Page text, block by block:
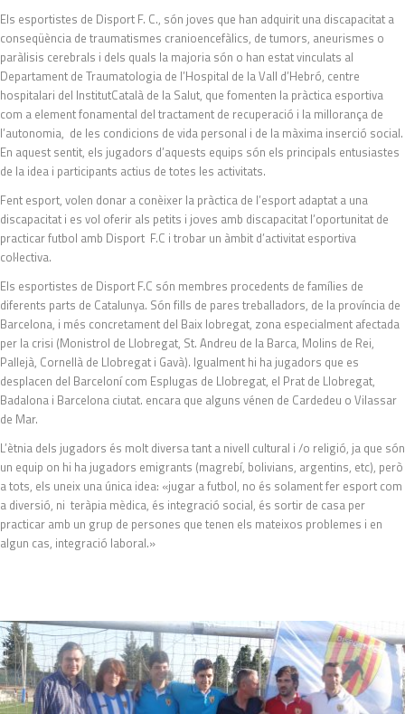
Els esportistes de Disport F. C., són joves que han adquirit una discapacitat a
conseqüència de traumatismes cranioencefàlics, de tumors, aneurismes o
paràlisis cerebrals i dels quals la majoria són o han estat vinculats al
Departament de Traumatologia de l’Hospital de la Vall d’Hebró, centre
hospitalari del InstitutCatalà de la Salut, que fomenten la pràctica esportiva
com a element fonamental del tractament de recuperació i la millorança de
l’autonomia, de les condicions de vida personal i de la màxima inserció social.
En aquest sentit, els jugadors d’aquests equips són els principals entusiastes
de la idea i participants actius de totes les activitats.
Fent esport, volen donar a conèixer la pràctica de l’esport adaptat a una
discapacitat i es vol oferir als petits i joves amb discapacitat l’oportunitat de
practicar futbol amb Disport F.C i trobar un àmbit d’activitat esportiva
col·lectiva.
Els esportistes de Disport F.C són membres procedents de famílies de
diferents parts de Catalunya. Són fills de pares treballadors, de la província de
Barcelona, i més concretament del Baix lobregat, zona especialment afectada
per la crisi (Monistrol de Llobregat, St. Andreu de la Barca, Molins de Rei,
Pallejà, Cornellà de Llobregat i Gavà). Igualment hi ha jugadors que es
desplacen del Barceloní com Esplugas de Llobregat, el Prat de Llobregat,
Badalona i Barcelona ciutat. encara que alguns vénen de Cardedeu o Vilassar
de Mar.
L’ètnia dels jugadors és molt diversa tant a nivell cultural i /o religió, ja que són
un equip on hi ha jugadors emigrants (magrebí, bolivians, argentins, etc), però
a tots, els uneix una única idea: «jugar a futbol, no és solament fer esport com
a diversió, ni teràpia mèdica, és integració social, és sortir de casa per
practicar amb un grup de persones que tenen els mateixos problemes i en
algun cas, integració laboral.»